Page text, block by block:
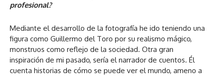
profesional?
Mediante el desarrollo de la fotografía he ido teniendo una
figura como Guillermo del Toro por su realismo mágico,
monstruos como reflejo de la sociedad. Otra gran
inspiración de mi pasado, sería el narrador de cuentos. Él
cuenta historias de cómo se puede ver el mundo, ameno a